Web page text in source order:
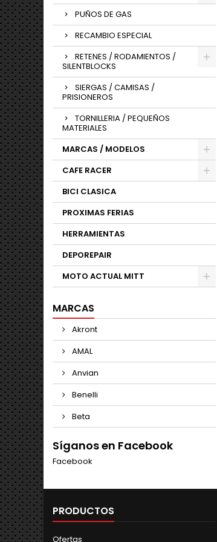
PUÑOS DE GAS
RECAMBIO ESPECIAL
RETENES / RODAMIENTOS /
SILENTBLOCKS
SIERGAS / CAMISAS /
PRISIONEROS
TORNILLERIA / PEQUEÑOS
MATERIALES
MARCAS / MODELOS
CAFE RACER
BICI CLASICA
PROXIMAS FERIAS
HERRAMIENTAS
DEPOREPAIR
MOTO ACTUAL MITT
MARCAS
Akront
AMAL
Anvian
Benelli
Beta
Síganos en Facebook
Facebook
PRODUCTOS
Ofertas